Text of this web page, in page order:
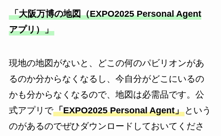
「大阪万博の地図（EXPO2025 Personal Agent
アプリ）」
現地の地図がないと、どこの何のパビリオンがあ
るのか分からなくなるし、今自分がどこにいるの
かも分からなくなるので、地図は必需品です。公
式アプリで「EXPO2025 Personal Agent」という
のがあるのでぜひダウンロードしておいてくださ